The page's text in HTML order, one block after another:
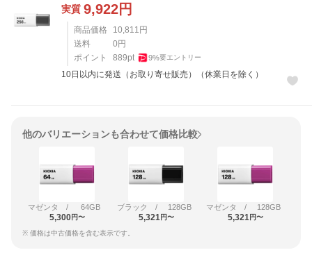
実質 9,922円
商品価格 10,811 円
送料
0円
ポイント
889pt 9%要エントリー
10日以内に発送（お取り寄せ販売）（休業日を除く）
他のバリエーションも合わせて価格比較
マゼンタ / 64GB
5,300円〜
ブラック / 128GB
5,321 円〜
マゼンタ / 128GB
5,321 円〜
※ 価格は中古価格を含む表示です。